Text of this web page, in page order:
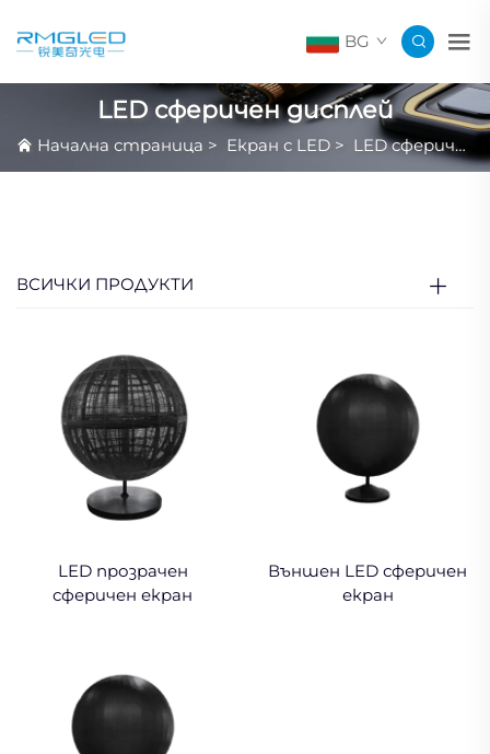
BG
LED сферичен дисплей
Начална страница > Екран с LED > LED сферичен дисплей
ВСИЧКИ ПРОДУКТИ
LED прозрачен
сферичен екран
Външен LED сферичен
екран